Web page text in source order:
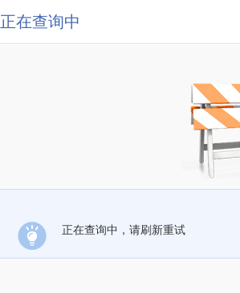
正在查询中
正在查询中，请刷新重试